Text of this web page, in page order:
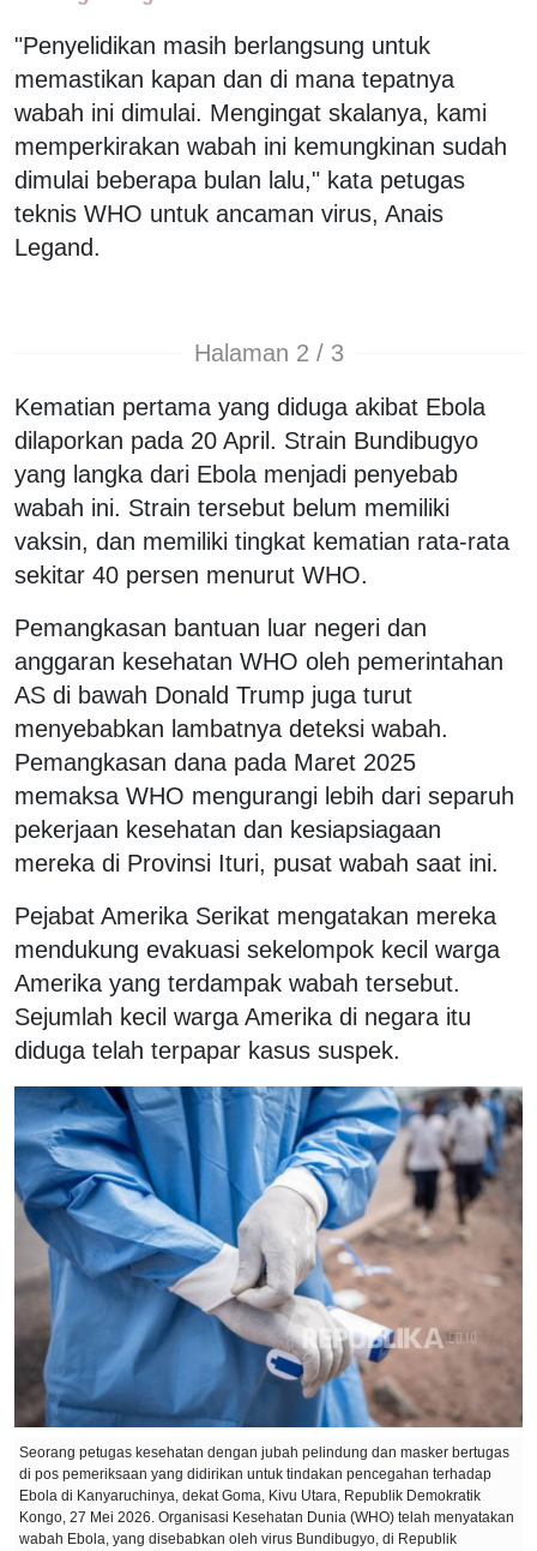
"Penyelidikan masih berlangsung untuk
memastikan kapan dan di mana tepatnya
wabah ini dimulai. Mengingat skalanya, kami
memperkirakan wabah ini kemungkinan sudah
dimulai beberapa bulan lalu," kata petugas
teknis WHO untuk ancaman virus, Anais
Legand.
Halaman 2 / 3
Kematian pertama yang diduga akibat Ebola
dilaporkan pada 20 April. Strain Bundibugyo
yang langka dari Ebola menjadi penyebab
wabah ini. Strain tersebut belum memiliki
vaksin, dan memiliki tingkat kematian rata-rata
sekitar 40 persen menurut WHO.
Pemangkasan bantuan luar negeri dan
anggaran kesehatan WHO oleh pemerintahan
AS di bawah Donald Trump juga turut
menyebabkan lambatnya deteksi wabah.
Pemangkasan dana pada Maret 2025
memaksa WHO mengurangi lebih dari separuh
pekerjaan kesehatan dan kesiapsiagaan
mereka di Provinsi Ituri, pusat wabah saat ini.
Pejabat Amerika Serikat mengatakan mereka
mendukung evakuasi sekelompok kecil warga
Amerika yang terdampak wabah tersebut.
Sejumlah kecil warga Amerika di negara itu
diduga telah terpapar kasus suspek.
Seorang petugas kesehatan dengan jubah pelindung dan masker bertugas
di pos pemeriksaan yang didirikan untuk tindakan pencegahan terhadap
Ebola di Kanyaruchinya, dekat Goma, Kivu Utara, Republik Demokratik
Kongo, 27 Mei 2026. Organisasi Kesehatan Dunia (WHO) telah menyatakan
wabah Ebola, yang disebabkan oleh virus Bundibugyo, di Republik